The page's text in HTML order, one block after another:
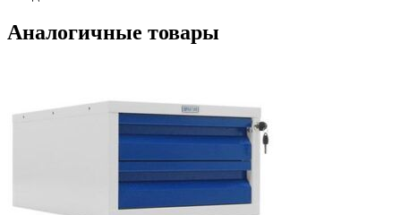
Аналогичные товары